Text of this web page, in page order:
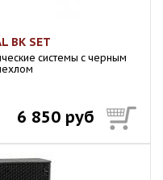
BK SET
системы с черным
6 850 руб